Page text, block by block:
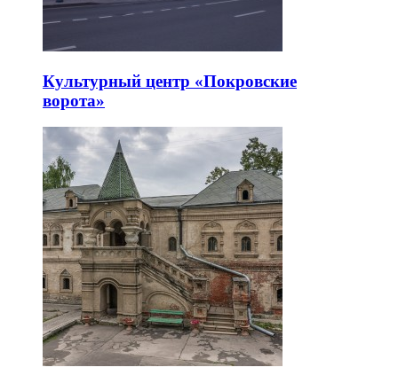
Культурный центр «Покровские
ворота»